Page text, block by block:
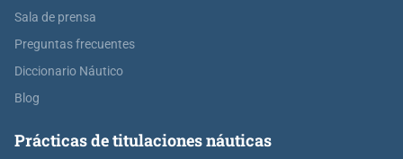
Sala de prensa
Preguntas frecuentes
Diccionario Náutico
Blog
Prácticas de titulaciones náuticas